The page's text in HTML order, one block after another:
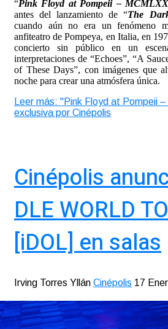
“Pink Floyd at Pompeii –
antes del lanzamiento de “The
cuando aún no era un fenómeno
anfiteatro de Pompeya, en Italia, en
concierto sin público en un
interpretaciones de “Echoes”, “A
of These Days”, con imágenes que
noche para crear una atmósfera única.
Leer más: "Pink Floyd at Pompeii
exclusiva por Cinépolis
Cinépolis
DLE WORLD
[iDOL] en salas
Irving Torres Yllán Cinépolis 17